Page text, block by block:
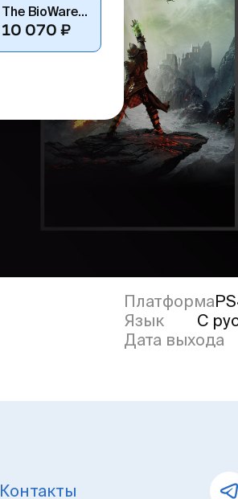
The BioWare Bundle
10 070 ₽
Платформа
Язык
С
Дата выхода
Контакты